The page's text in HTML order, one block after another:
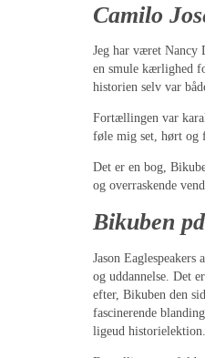
Camilo
Jeg har været Nancy
en smule kærlighed
historien selv var
Fortællingen var
føle mig set, hørt og
Det er en bog,
og overraskende
Bikuben
Jason
og uddannelse. Det
efter, Bikuben den
fascinerende
ligeud historielektion.